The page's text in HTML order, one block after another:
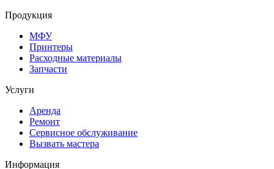
Продукция
МФУ
Принтеры
Расходные материалы
Запчасти
Услуги
Аренда
Ремонт
Сервисное обслуживание
Вызвать мастера
Информация